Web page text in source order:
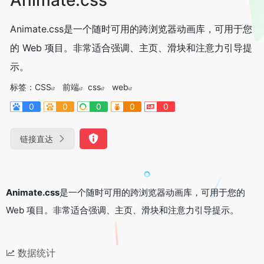
Animate.css是一个随时可用的跨浏览器动画库，可用于您
的 Web 项目。非常适合强调、主页、滑块和注意力引导提
示。
标签： CSS 前端 css
web
0
0 0 0 0
链接直达
Animate.css是一个随时可用的跨浏览器动画库，可用于您的
Web 项目。非常适合强调、主页、滑块和注意力引导提示。
数据统计